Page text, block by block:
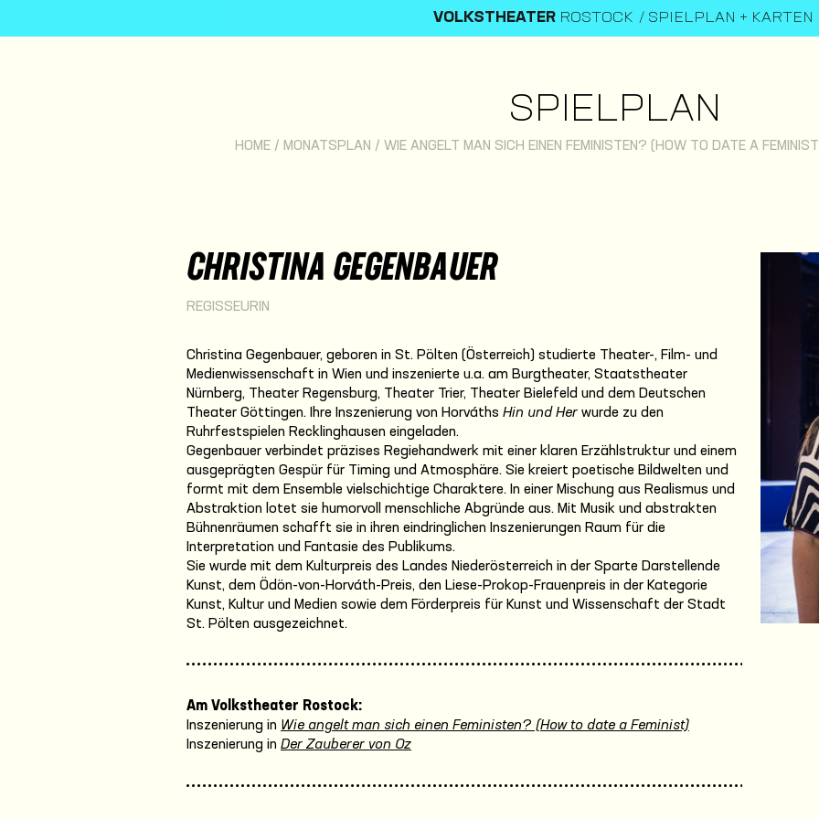
VOLKSTHEATER ROSTOCK SPIELPLAN + KARTEN
SPIELPLAN
HOME / MONATSPLAN / WIE ANGELT MAN SICH EINEN FEMINISTEN? (HOW TO DATE A FEMINIST)
CHRISTINA GEGENBAUER
REGISSEURIN
Christina Gegenbauer, geboren in St. Pölten (Österreich) studierte Theater-, Film- und
Medienwissenschaft in Wien und inszenierte u.a. am Burgtheater, Staatstheater
Nürnberg, Theater Regensburg, Theater Trier, Theater Bielefeld und dem Deutschen
Theater Göttingen. Ihre Inszenierung von Horváths Hin und Her wurde zu den
Ruhrfestspielen Recklinghausen eingeladen.
Gegenbauer verbindet präzises Regiehandwerk mit einer klaren Erzählstruktur und einem
ausgeprägten Gespür für Timing und Atmosphäre. Sie kreiert poetische Bildwelten und
formt mit dem Ensemble vielschichtige Charaktere. In einer Mischung aus Realismus und
Abstraktion lotet sie humorvoll menschliche Abgründe aus. Mit Musik und abstrakten
Bühnenräumen schafft sie in ihren eindringlichen Inszenierungen Raum für die
Interpretation und Fantasie des Publikums.
Sie wurde mit dem Kulturpreis des Landes Niederösterreich in der Sparte Darstellende
Kunst, dem Ödön-von-Horváth-Preis, den Liese-Prokop-Frauenpreis in der Kategorie
Kunst, Kultur und Medien sowie dem Förderpreis für Kunst und Wissenschaft der Stadt
St. Pölten ausgezeichnet.
Am Volkstheater Rostock:
Inszenierung in Wie angelt man sich einen Feministen? (How to date a Feminist)
Inszenierung in Der Zauberer von Oz